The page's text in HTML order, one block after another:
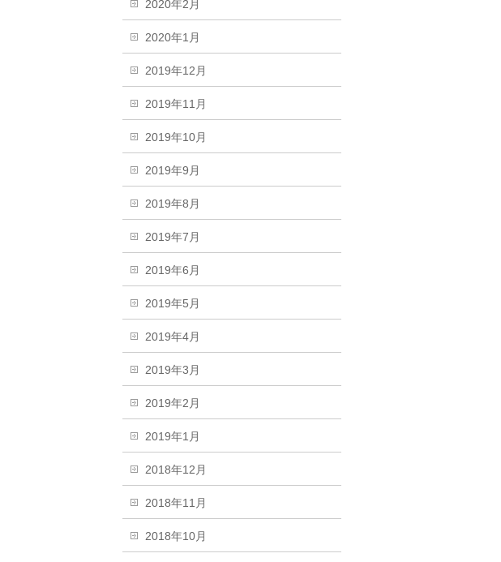
2020年2月
2020年1月
2019年12月
2019年11月
2019年10月
2019年9月
2019年8月
2019年7月
2019年6月
2019年5月
2019年4月
2019年3月
2019年2月
2019年1月
2018年12月
2018年11月
2018年10月